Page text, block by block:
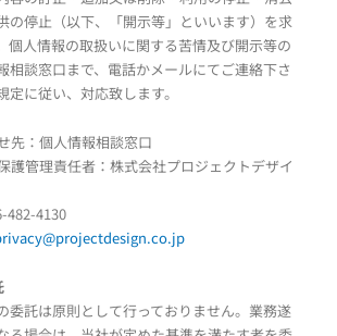
の停止（以下、「開示等」といいます）を求
個人情報の取扱いに関する苦情及び開示等の
相談窓口まで、電話かメールにてご連絡下さ
定に従い、対応致します。
先：個人情報相談窓口
護管理責任者：株式会社プロジェクトデザイ
482-4130
委託は原則として行っておりません。業務遂